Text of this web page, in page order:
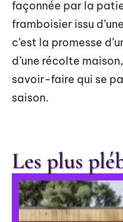
façonnée par la
framboisier issu
c’est la promesse
d’une récolte
savoir-faire qui se
saison.
Les plus